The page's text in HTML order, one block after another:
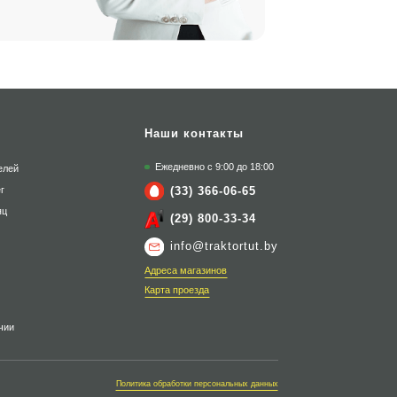
Наши контакты
Ежедневно с 9:00 до 18:00
(33) 366-06-65
(29) 800-33-34
info@traktortut.by
Адреса магазинов
Карта проезда
Политика обработки персональных данных